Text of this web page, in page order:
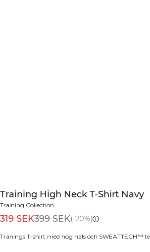
Training High Neck T-Shirt Navy
Training Collection
319 SEK399 SEK(-20%)
Tränings T-shirt med hög hals och SWEATTECH™